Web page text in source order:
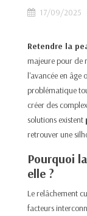
17/09/2025
Retendre la
majeure pour de
l'avancée en âge
problématique
créer des
solutions existent
retrouver une
Pourquoi
elle ?
Le relâchement
facteurs